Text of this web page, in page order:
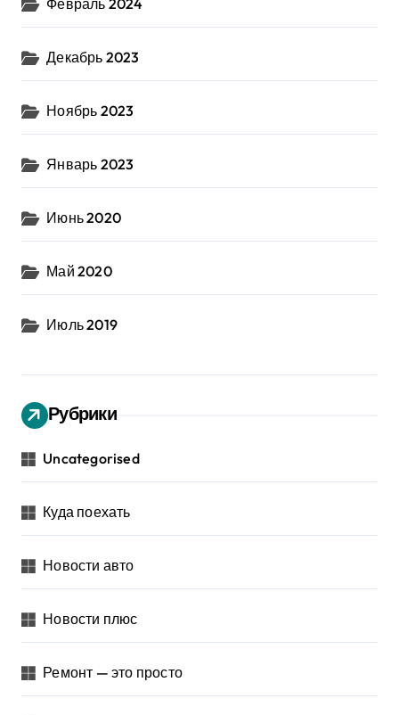
Февраль 2024
Декабрь 2023
Ноябрь 2023
Январь 2023
Июнь 2020
Май 2020
Июль 2019
Рубрики
Uncategorised
Куда поехать
Новости авто
Новости плюс
Ремонт — это просто